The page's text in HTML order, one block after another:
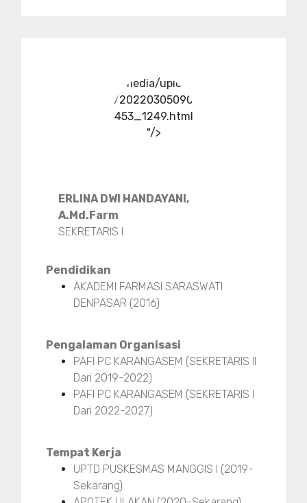
../media/upload
/20220305090
453_1249.html
"/>
ERLINA DWI HANDAYANI,
A.Md.Farm
SEKRETARIS I
Pendidikan
AKADEMI FARMASI SARASWATI
DENPASAR (2016)
Pengalaman Organisasi
PAFI PC KARANGASEM (SEKRETARIS II
Dari 2019-2022)
PAFI PC KARANGASEM (SEKRETARIS I
Dari 2022-2027)
Tempat Kerja
UPTD PUSKESMAS MANGGIS I (2019-
Sekarang)